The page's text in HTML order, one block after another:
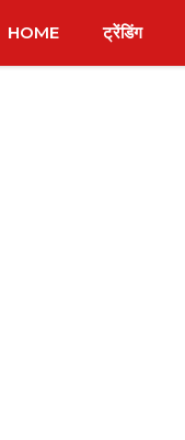
HOME ट्रेंडिंग